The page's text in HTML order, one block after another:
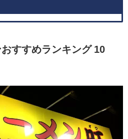
すすめランキング 10